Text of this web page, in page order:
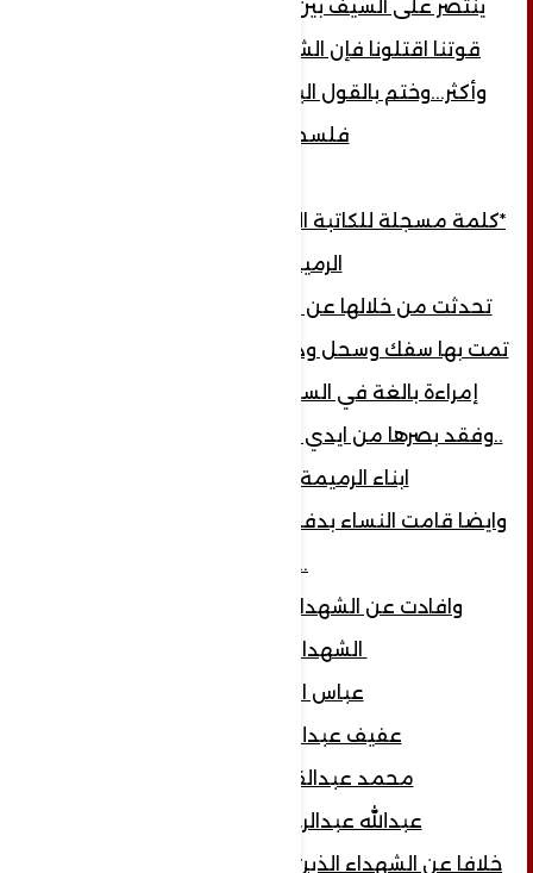
ينتصر على السيف بين قوسين نحن نستمد
قوتنا اقتلونا فإن الشعوب تزداد وعي أكثر
وأكثر...وختم بالقول البوصلة لكل الأحرار هي
فلسطين..
*كلمة مسجلة للكاتبة الصحفية والإعلامية دينا
الرميمة...
تحدثت من خلالها عن حجم المظلومية التي
تمت بها سفك وسحل وذبح ابناء الرميمة ..وبحق
إمراءة بالغة في السن لم يسعفها عجزها
..وفقد بصرها من ايدي العدوان ...ولم يستطيع
ابناء الرميمة اخذ جثتها....
وايضا قامت النساء بدفن الشهداء وبصبر زينبي.
...
وافادت عن الشهداء والأسرى كالتالي..
الشهداءوهم...
عباس الرميمة
عفيف عبدالله الرميمة
محمد عبدالقوي الرميمة
عبدالله عبدالرحمن الرميمة
خلافا عن الشهداء الذين سقطوا في المواجهة